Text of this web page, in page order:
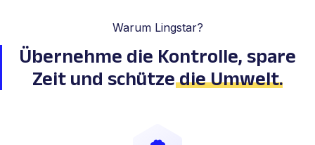
Warum Lingstar?
Übernehme die Kontrolle, spare
Zeit und schützedie Umwelt.